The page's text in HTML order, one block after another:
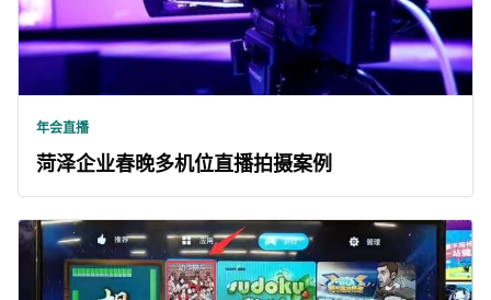
年会直播
菏泽企业春晚多机位直播拍摄案例